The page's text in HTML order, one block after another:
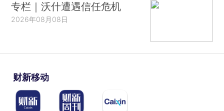
专栏｜沃什遭遇信任危机
2026年08月08日
财新移动